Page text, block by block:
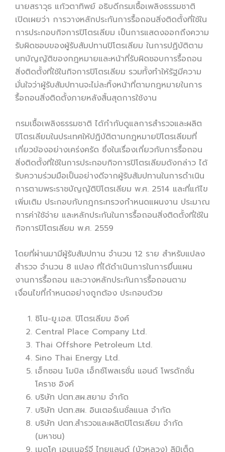
นายสราวุธ แก้วตาทิพย์ อธิบดีกรมเชื้อเพลิงธรรมชาติ
เปิดเผยว่า การวางหลักประกันการรื้อถอนสิ่งติดตั้งที่ใช้ใน
การประกอบกิจการปิโตรเลียม เป็นการแสดงออกถึงความ
รับผิดชอบของผู้รับสัมปทานปิโตรเลียม ในการปฏิบัติตาม
บทบัญญัติของกฎหมายและหน้าที่รับผิดชอบการรื้อถอน
สิ่งติดตั้งที่ใช้ในกิจการปิโตรเลียม รวมทั้งทำให้รัฐมีความ
มั่นใจว่าผู้รับสัมปทานจะไม่ละทิ้งหน้าที่ตามกฎหมายในการ
รื้อถอนสิ่งติดตั้งภายหลังสิ้นสุดการใช้งาน
กรมเชื้อเพลิงธรรมชาติ ได้กำกับดูแลการสำรวจและผลิต
ปิโตรเลียมในประเทศให้ปฏิบัติตามกฎหมายปิโตรเลียมที่
เกี่ยวข้องอย่างเคร่งครัด ซึ่งในเรื่องเกี่ยวกับการรื้อถอน
สิ่งติดตั้งที่ใช้ในการประกอบกิจการปิโตรเลียมดังกล่าว ได้
รับความร่วมมือเป็นอย่างดีจากผู้รับสัมปทานในการดำเนิน
การตามพระราชบัญญัติปิโตรเลียม พ.ศ. 2514 และที่แก้ไข
เพิ่มเติม ประกอบกับกฎกระทรวงกำหนดแผนงาน ประมาณ
การค่าใช้จ่าย และหลักประกันในการรื้อถอนสิ่งติดตั้งที่ใช้ใน
กิจการปิโตรเลียม พ.ศ. 2559
โดยที่ผ่านมามีผู้รับสัมปทาน จำนวน 12 ราย สำหรับแปลง
สำรวจ จำนวน 8 แปลง ที่ได้ดำเนินการในการยื่นแผน
งานการรื้อถอน และวางหลักประกันการรื้อถอนตาม
เงื่อนไขที่กำหนดอย่างถูกต้อง ประกอบด้วย
ซิโน-ยู.เอส. ปิโตรเลียม อิงค์
Central Place Company Ltd.
Thai Offshore Petroleum Ltd.
Sino Thai Energy Ltd.
เอ็กซอน โมบิล เอ็กซ์โพลเรชั่น แอนด์ โพรดักชั่น
โคราช อิงค์
บริษัท ปตท.สผ.สยาม จำกัด
บริษัท ปตท.สผ. อินเตอร์เนชั่ลแนล จำกัด
บริษัท ปตท.สำรวจและผลิตปิโตรเลียม จำกัด
(มหาชน)
เมดโค เอนเนอร์จี ไทยแลนด์ (บัวหลวง) ลิมิเต็ด